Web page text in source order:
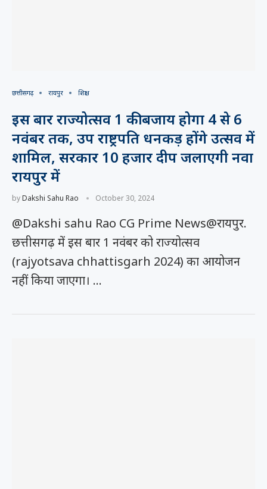
छत्तीसगढ़ रायपुर शिक्षा
इस बार राज्योत्सव 1 की बजाय होगा 4 से 6
नवंबर तक, उप राष्ट्रपति धनकड़ होंगे उत्सव में
शामिल, सरकार 10 हजार दीप जलाएगी नवा
रायपुर में
byDakshi Sahu Rao October 30, 2024
@Dakshi sahu Rao CG Prime News@रायपुर.
छत्तीसगढ़ में इस बार 1 नवंबर को राज्योत्सव
(rajyotsava chhattisgarh 2024) का आयोजन
नहीं किया जाएगा। …